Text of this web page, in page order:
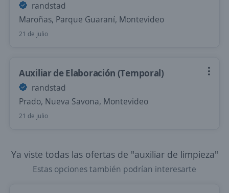
randstad
Maroñas, Parque Guaraní, Montevideo
21 de julio
Auxiliar de Elaboración (Temporal)
randstad
Prado, Nueva Savona, Montevideo
21 de julio
Ya viste todas las ofertas de "auxiliar de limpieza"
Estas opciones también podrían interesarte